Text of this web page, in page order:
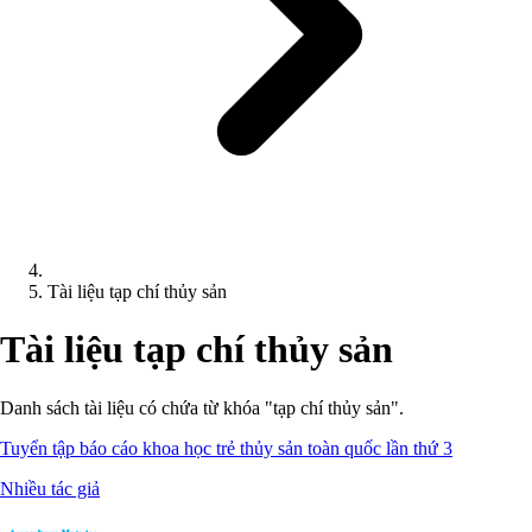
Tài liệu tạp chí thủy sản
Tài liệu tạp chí thủy sản
Danh sách tài liệu có chứa từ khóa "tạp chí thủy sản".
Tuyển tập báo cáo khoa học trẻ thủy sản toàn quốc lần thứ 3
Nhiều tác giả